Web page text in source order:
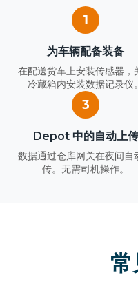
1
为车辆配备装备
在配送货车上安装传感器，
冷藏箱内安装数据记录仪。
3
Depot 中的自动上传
数据通过仓库网关在夜间自
传。无需司机操作。